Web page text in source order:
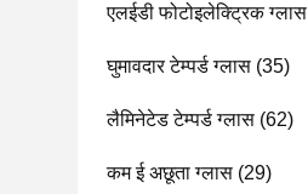
एलईडी फोटोइलेक्ट्रिक ग्लास
घुमावदार टेम्पर्ड ग्लास (35)
लैमिनेटेड टेम्पर्ड ग्लास (62)
कम ई अछूता ग्लास (29)